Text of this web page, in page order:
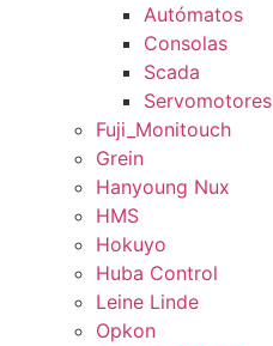
Autómatos
Consolas
Scada
Servomotores
Fuji_Monitouch
Grein
Hanyoung Nux
HMS
Hokuyo
Huba Control
Leine Linde
Opkon